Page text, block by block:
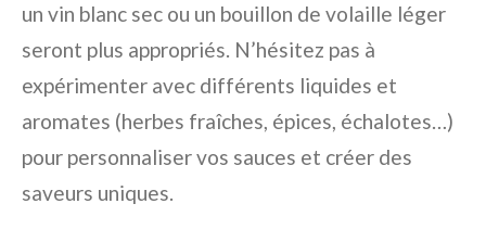
un vin blanc sec ou un bouillon de volaille léger
seront plus appropriés. N’hésitez pas à
expérimenter avec différents liquides et
aromates (herbes fraîches, épices, échalotes…)
pour personnaliser vos sauces et créer des
saveurs uniques.